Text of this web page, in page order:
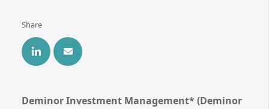
Share
Deminor Investment Management* (Deminor